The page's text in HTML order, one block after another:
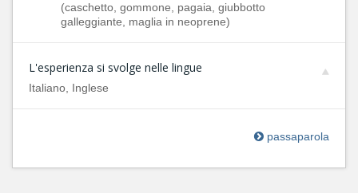
(caschetto, gommone, pagaia, giubbotto
galleggiante, maglia in neoprene)
L'esperienza si svolge nelle lingue
Italiano, Inglese
passaparola